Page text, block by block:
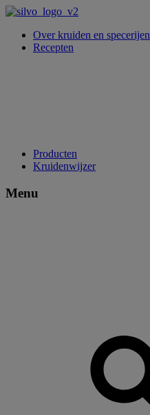
Over kruiden en specerijen
Recepten
Producten
Kruidenwijzer
Menu